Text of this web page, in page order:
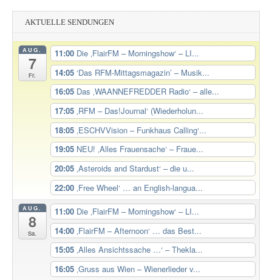
AKTUELLE SENDUNGEN
AUG.
7
Fr.
11:00 Die ‚FlairFM – Morningshow‘ – LI...
14:05 ‘Das RFM-Mittagsmagazin’ – Musik...
16:05 Das ‚WAANNEFREDDER Radio‘ – alle...
17:05 ‚RFM – Das!Journal‘ (Wiederholun...
18:05 ‚ESCHVVision – Funkhaus Calling‘...
19:05 NEU! ‚Alles Frauensache‘ – Fraue...
20:05 ‚Asteroids and Stardust‘ – die u...
22:00 ‚Free Wheel‘ … an English-langua...
AUG.
8
Sa.
11:00 Die ‚FlairFM – Morningshow‘ – LI...
14:00 ‚FlairFM – Afternoon‘ … das Best...
15:05 ‚Alles Ansichtssache …‘ – Thekla...
16:05 ‚Gruss aus Wien – Wienerlieder v...